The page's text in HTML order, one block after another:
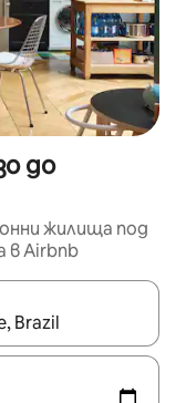
до
жилища под
в Airbnb